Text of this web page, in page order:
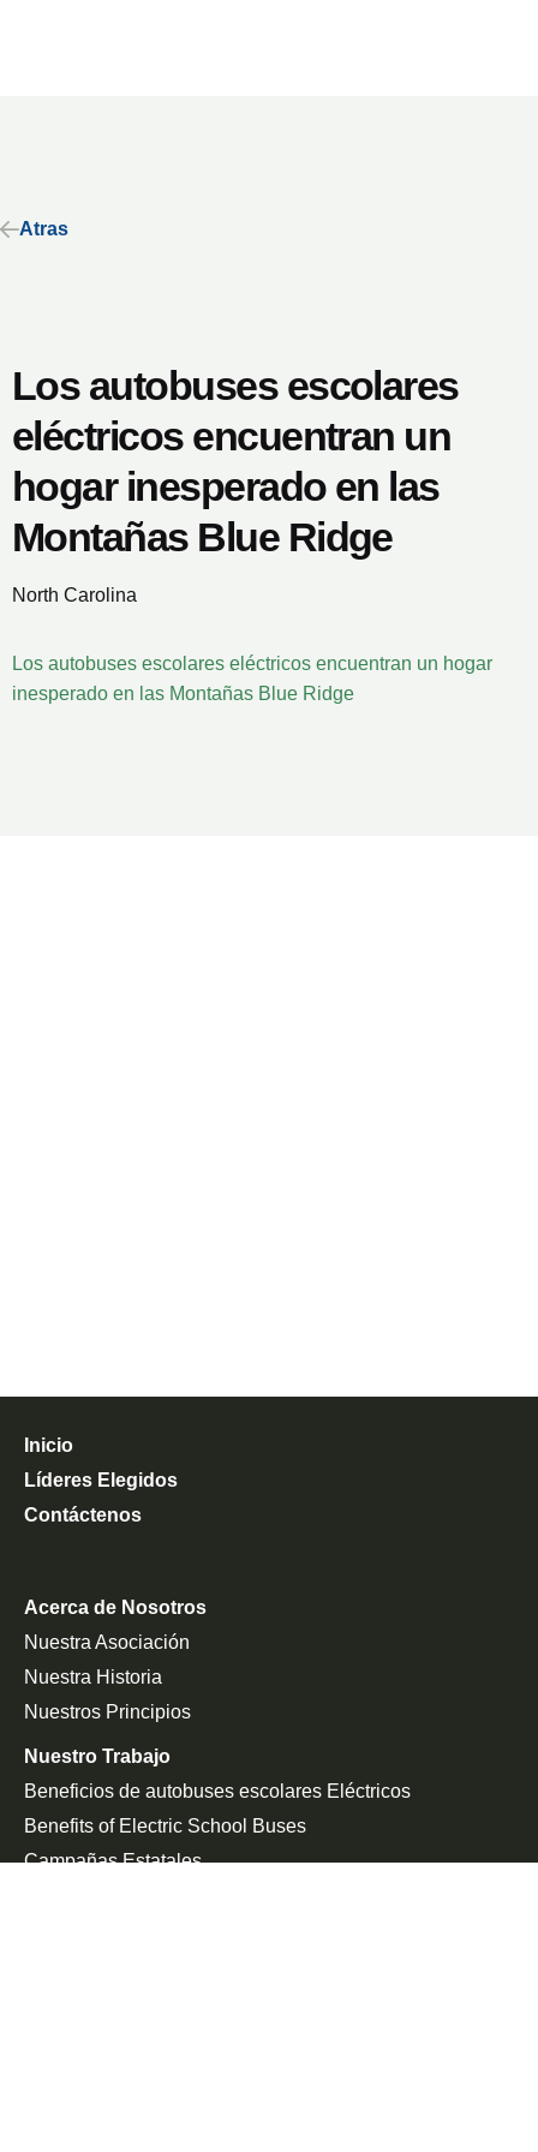
Atras
Los autobuses escolares
eléctricos encuentran un
hogar inesperado en las
Montañas Blue Ridge
North Carolina
Los autobuses escolares eléctricos encuentran un hogar
inesperado en las Montañas Blue Ridge
Inicio
Líderes Elegidos
Contáctenos
Acerca de Nosotros
Nuestra Asociación
Nuestra Historia
Nuestros Principios
Nuestro Trabajo
Beneficios de autobuses escolares Eléctricos
Benefits of Electric School Buses
Campañas Estatales